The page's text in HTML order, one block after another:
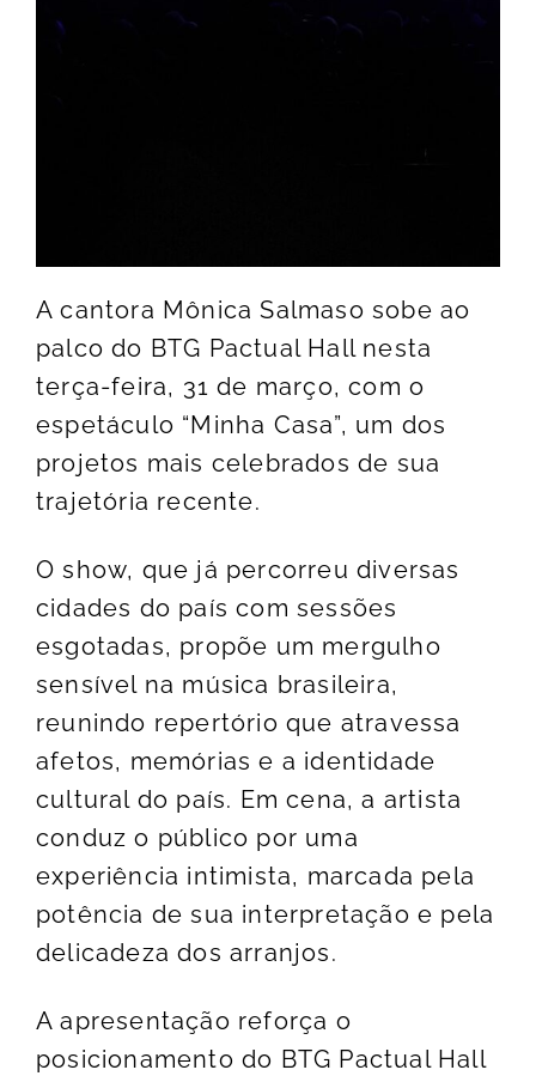
A cantora Mônica Salmaso sobe ao
palco do BTG Pactual Hall nesta
terça-feira, 31 de março, com o
espetáculo “Minha Casa”, um dos
projetos mais celebrados de sua
trajetória recente.
O show, que já percorreu diversas
cidades do país com sessões
esgotadas, propõe um mergulho
sensível na música brasileira,
reunindo repertório que atravessa
afetos, memórias e a identidade
cultural do país. Em cena, a artista
conduz o público por uma
experiência intimista, marcada pela
potência de sua interpretação e pela
delicadeza dos arranjos.
A apresentação reforça o
posicionamento do BTG Pactual Hall